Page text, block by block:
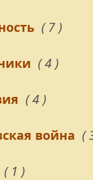
( 7 )
( 4 )
( 4 )
война (
( 1 )